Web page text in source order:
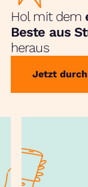
Hol mit dem
Beste aus
heraus
Jetzt